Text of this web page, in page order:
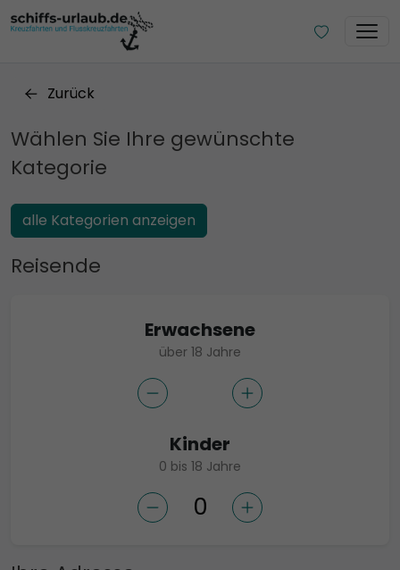
Zurück
Wählen Sie Ihre gewünschte
Kategorie
alle Kategorien anzeigen
Reisende
Erwachsene
über 18 Jahre
Kinder
0 bis 18 Jahre